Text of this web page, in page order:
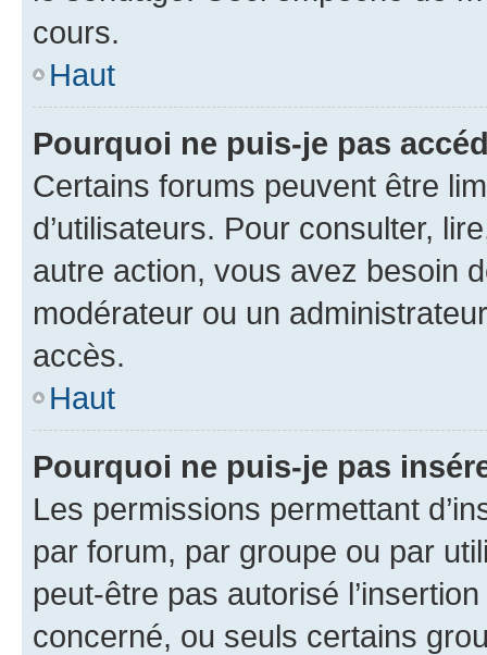
cours.
Haut
Pourquoi ne puis-je pas
Certains forums peuvent être
d’utilisateurs. Pour consulter,
autre action, vous avez besoin
modérateur ou un
accès.
Haut
Pourquoi ne puis-je pas
Les permissions permettant
par forum, par groupe ou par
peut-être pas autorisé
concerné, ou seuls certains